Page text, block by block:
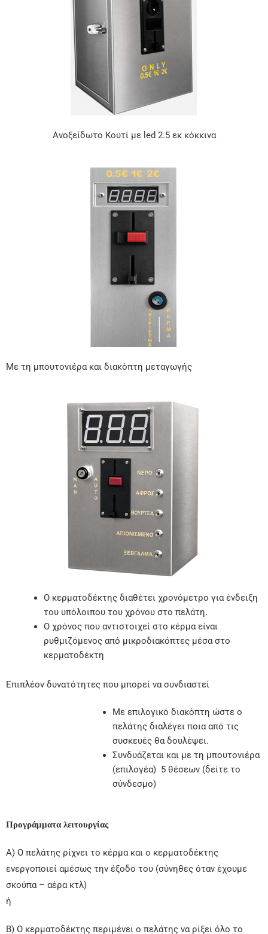
Ανοξείδωτο Κουτί με led 2.5 εκ κόκκινα
Με τη μπουτονιέρα και διακόπτη μεταγωγής
Ο κερματοδέκτης διαθέτει χρονόμετρο για ένδειξη
του υπόλοιπου του χρόνου στο πελάτη.
Ο χρόνος που αντιστοιχεί στο κέρμα είναι
ρυθμιζόμενος από μικροδιακόπτες μέσα στο
κερματοδέκτη
Επιπλέον δυνατότητες που μπορεί να συνδιαστεί
Με επιλογικό διακόπτη ώστε ο
πελάτης διαλέγει ποια από τις
συσκευές θα δουλέψει.
Συνδυάζεται και με τη μπουτονιέρα
(επιλογέα) 5 θέσεων (δείτε το
σύνδεσμο)
Προγράμματα λειτουργίας
Α) Ο πελάτης ρίχνει το κέρμα και ο κερματοδέκτης
ενεργοποιεί αμέσως την έξοδο του (σύνηθες όταν έχουμε
σκούπα – αέρα κτλ)
ή
Β) Ο κερματοδέκτης περιμένει ο πελάτης να ρίξει όλο το